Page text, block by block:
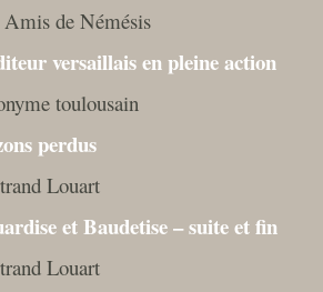
de Némésis
versaillais en pleine action
toulousain
perdus
Louart
et Baudetise – suite et fin
Louart